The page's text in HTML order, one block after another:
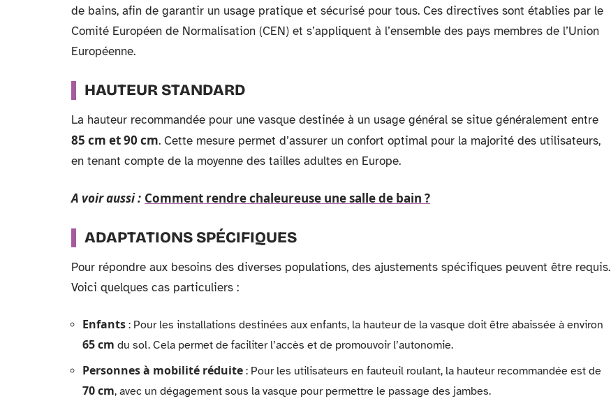
de bains, afin de garantir un usage pratique et sécurisé pour tous. Ces directives sont établies par le
Comité Européen de Normalisation (CEN) et s’appliquent à l’ensemble des pays membres de l’Union
Européenne.
HAUTEUR STANDARD
La hauteur recommandée pour une vasque destinée à un usage général se situe généralement entre
85 cm et 90 cm. Cette mesure permet d’assurer un confort optimal pour la majorité des utilisateurs,
en tenant compte de la moyenne des tailles adultes en Europe.
A voir aussi : Comment rendre chaleureuse une salle de bain ?
ADAPTATIONS SPÉCIFIQUES
Pour répondre aux besoins des diverses populations, des ajustements spécifiques peuvent être requis.
Voici quelques cas particuliers :
Enfants : Pour les installations destinées aux enfants, la hauteur de la vasque doit être abaissée à environ
65 cm du sol. Cela permet de faciliter l’accès et de promouvoir l’autonomie.
Personnes à mobilité réduite : Pour les utilisateurs en fauteuil roulant, la hauteur recommandée est de
70 cm, avec un dégagement sous la vasque pour permettre le passage des jambes.